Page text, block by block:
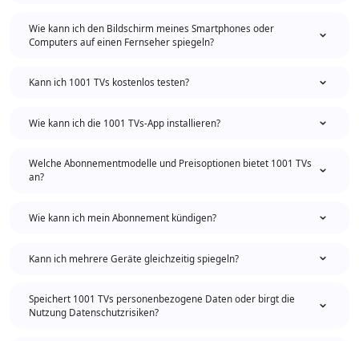
Wie kann ich den Bildschirm meines Smartphones oder
Computers auf einen Fernseher spiegeln?
Kann ich 1001 TVs kostenlos testen?
Wie kann ich die 1001 TVs-App installieren?
Welche Abonnementmodelle und Preisoptionen bietet 1001 TVs
an?
Wie kann ich mein Abonnement kündigen?
Kann ich mehrere Geräte gleichzeitig spiegeln?
Speichert 1001 TVs personenbezogene Daten oder birgt die
Nutzung Datenschutzrisiken?